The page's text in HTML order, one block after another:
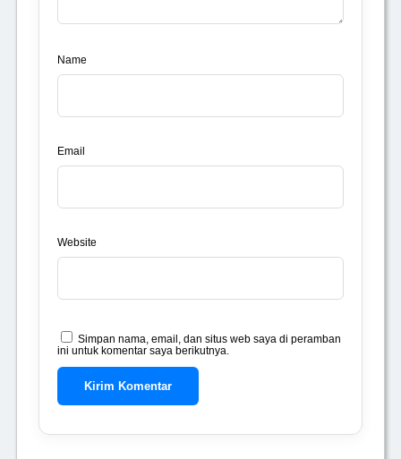
Name
Email
Website
Simpan nama, email, dan situs web saya di peramban
ini untuk komentar saya berikutnya.